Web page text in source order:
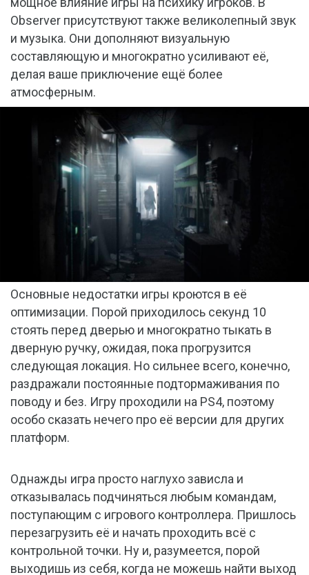
Observer присутствуют также великолепный звук
и музыка. Они дополняют визуальную
составляющую и многократно усиливают её,
делая ваше приключение ещё более
атмосферным.
Основные недостатки игры кроются в её
оптимизации. Порой приходилось секунд 10
стоять перед дверью и многократно тыкать в
дверную ручку, ожидая, пока прогрузится
следующая локация. Но сильнее всего, конечно,
раздражали постоянные подтормаживания по
поводу и без. Игру проходили на PS4, поэтому
особо сказать нечего про её версии для других
платформ.
Однажды игра просто наглухо зависла и
отказывалась подчиняться любым командам,
поступающим с игрового контроллера. Пришлось
перезагрузить её и начать проходить всё с
контрольной точки. Ну и, разумеется, порой
выходишь из себя, когда не можешь найти выход